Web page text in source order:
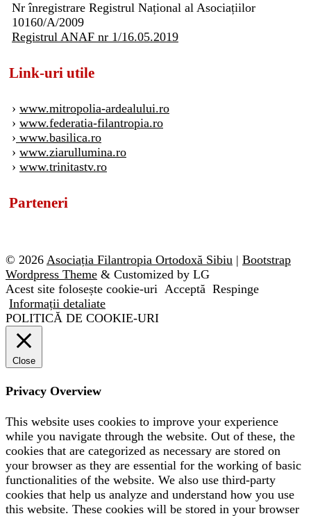
Nr înregistrare Registrul Național al Asociațiilor
10160/A/2009
Registrul ANAF nr 1/16.05.2019
Link-uri utile
› www.mitropolia-ardealului.ro
› www.federatia-filantropia.ro
› www.basilica.ro
› www.ziarullumina.ro
› www.trinitastv.ro
Parteneri
© 2026 Asociația Filantropia Ortodoxă Sibiu | Bootstrap
Wordpress Theme & Customized by LG
Acest site folosește cookie-uri Acceptă Respinge
Informații detaliate
POLITICĂ DE COOKIE-URI
Close
Privacy Overview
This website uses cookies to improve your experience
while you navigate through the website. Out of these, the
cookies that are categorized as necessary are stored on
your browser as they are essential for the working of basic
functionalities of the website. We also use third-party
cookies that help us analyze and understand how you use
this website. These cookies will be stored in your browser